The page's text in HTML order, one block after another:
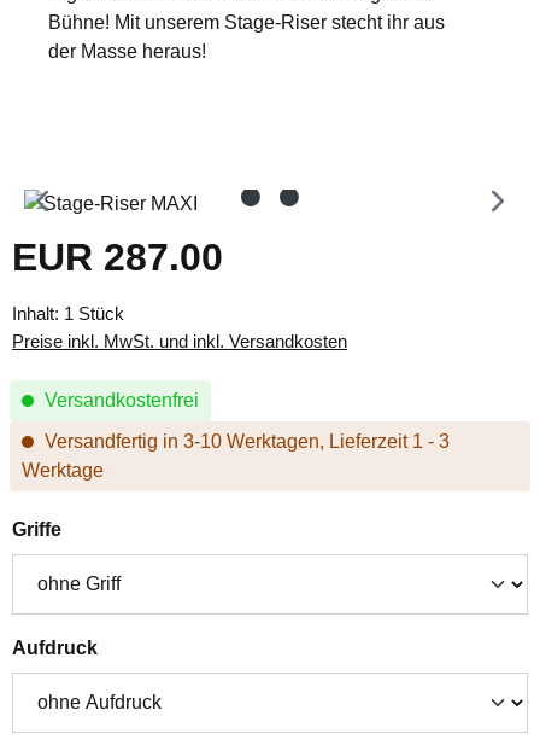
Bühne! Mit unserem Stage-Riser stecht ihr aus
der Masse heraus!
Bildergalerie überspringen
Regulärer Preis:
EUR 287.00
Inhalt: 1 Stück
Preise inkl. MwSt. und inkl. Versandkosten
Versandkostenfrei
Versandfertig in 3-10 Werktagen, Lieferzeit 1 - 3
Werktage
Griffeauswählen
Aufdruckauswählen